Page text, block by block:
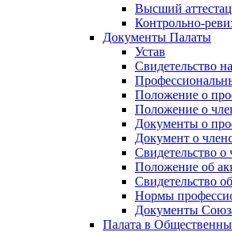
Высший
Контрольно-
Документы Палаты
Устав
Свидетельство
Положение о
Положение о
Документы о
Документ о
Свидетельство
Положение об
Свидетельство
Нормы
Документы
Палата в